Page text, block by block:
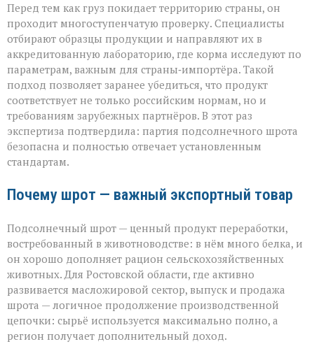
Перед тем как груз покидает территорию страны, он
проходит многоступенчатую проверку. Специалисты
отбирают образцы продукции и направляют их в
аккредитованную лабораторию, где корма исследуют по
параметрам, важным для страны‑импортёра. Такой
подход позволяет заранее убедиться, что продукт
соответствует не только российским нормам, но и
требованиям зарубежных партнёров. В этот раз
экспертиза подтвердила: партия подсолнечного шрота
безопасна и полностью отвечает установленным
стандартам.
Почему шрот — важный экспортный товар
Подсолнечный шрот — ценный продукт переработки,
востребованный в животноводстве: в нём много белка, и
он хорошо дополняет рацион сельскохозяйственных
животных. Для Ростовской области, где активно
развивается масложировой сектор, выпуск и продажа
шрота — логичное продолжение производственной
цепочки: сырьё используется максимально полно, а
регион получает дополнительный доход.